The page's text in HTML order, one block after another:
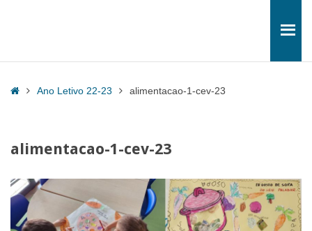
HomeAno Letivo 22-23 alimentacao-1-cev-23
alimentacao-1-cev-23